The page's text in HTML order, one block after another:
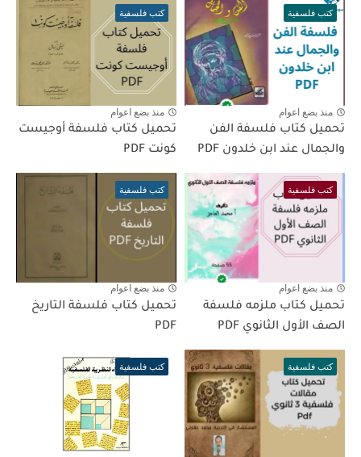
كتب فلسفية
منذ بضع اعوام
تحميل كتاب فلسفة الفن
والجمال عند ابن خلدون PDF
كتب فلسفية
منذ بضع اعوام
تحميل كتاب فلسفة أوجيست
كونت PDF
كتب فلسفية
منذ بضع اعوام
تحميل كتاب ملزمه فلسفة
الصف الأول الثانوي PDF
كتب فلسفية
منذ بضع اعوام
تحميل كتاب فلسفة التاريخ
PDF
كتب فلسفية كتب فلسفية